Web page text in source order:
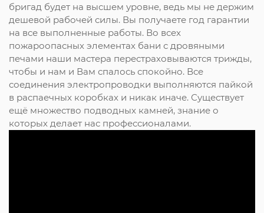
бригад будет на высшем уровне, ведь мы не держим
дешевой рабочей силы. Вы получаете год гарантии
на все выполненные работы. Во всех
пожароопасных элементах бани с дровяными
печами наши мастера перестраховываются трижды,
чтобы и нам и Вам спалось спокойно. Все
соединения электропроводки выполняются пайкой
в распаечных коробках и никак иначе. Существует
ещё множество подводных камней, знание о
которых делает нас профессионалами.